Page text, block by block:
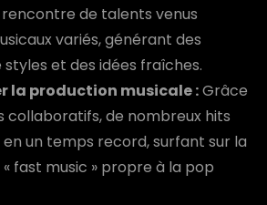
de talents venus
variés, générant des
et des idées fraîches.
la production musicale :Grâce
collaboratifs, de nombreux hits
un temps record, surfant sur la
fast music » propre à la pop